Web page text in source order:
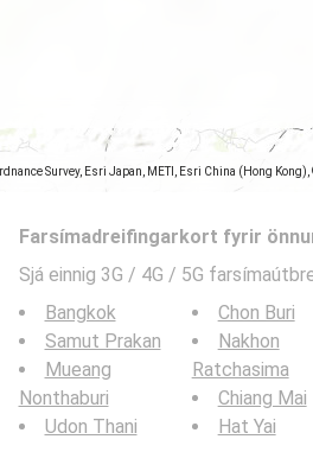
Survey, Esri Japan, METI, Esri China (Hong
Farsímadreifingarkort fyrir
Sjá einnig 3G / 4G / 5G
Bangkok
Samut Prakan
Mueang
Nonthaburi
Udon Thani
Chon Buri
Nakhon
Ratchasima
Chiang Mai
Hat Yai